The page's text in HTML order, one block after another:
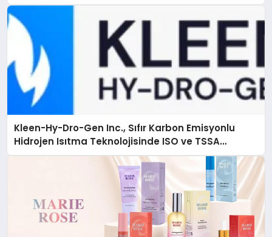
Kleen-Hy-Dro-Gen Inc., Sıfır Karbon Emisyonlu
Hidrojen Isıtma Teknolojisinde ISO ve TSSA
Düzenleyici Onaylarını Aldı